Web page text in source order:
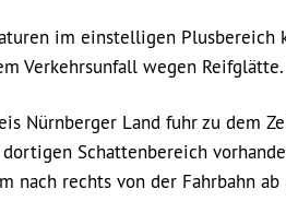
im einstelligen Plusbereich
Verkehrsunfall wegen Reifglätte.
Nürnberger Land fuhr zu dem
Schattenbereich
nach rechts von der Fahrbahn